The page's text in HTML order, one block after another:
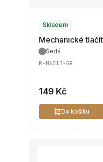
Skladem
Mechanické
Šedá
R-M601B-GR
149 Kč
Do košíku